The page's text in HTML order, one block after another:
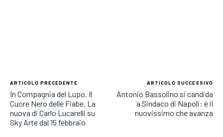
ARTICOLO PRECEDENTE
In Compagnia del Lupo. Il
Cuore Nero delle Fiabe. La
nuova di Carlo Lucarelli su
Sky Arte dal 15 febbraio
ARTICOLO SUCCESSIVO
Antonio Bassolino si candida
a Sindaco di Napoli: è il
nuovissimo che avanza